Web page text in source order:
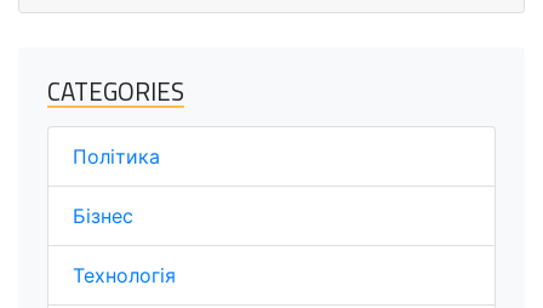
CATEGORIES
Політика
Бізнес
Технологія